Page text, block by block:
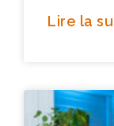
Lire la